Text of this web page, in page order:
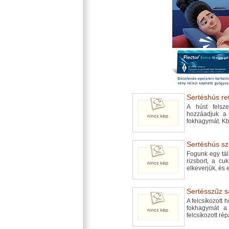
Sertéshús
A húst
hozzáadjuk
fokhagymát.
Sertéshús
Fogunk egy
rizsbort, a
elkeverjük, és
Sertésszűz
A felcsíkozott
fokhagymát
felcsíkozott